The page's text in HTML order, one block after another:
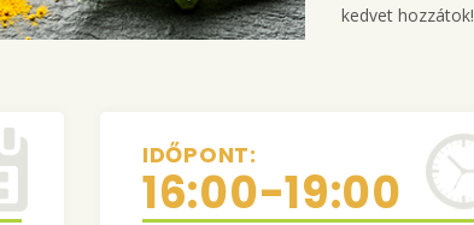
kedvet hozzátok!
IDŐPONT:
16:00-19:00